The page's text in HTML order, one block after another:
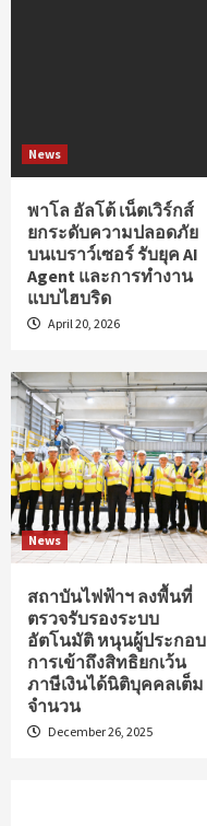
News
พาโล อัลโต้ เน็ตเวิร์กส์
ยกระดับความปลอดภัย
บนเบราว์เซอร์ รับยุค AI
Agent และการทำงาน
แบบไฮบริด
April 20, 2026
News
สถาบันไฟฟ้าฯ ลงพื้นที่
ตรวจรับรองระบบ
อัตโนมัติ หนุนผู้ประกอบ
การเข้าถึงสิทธิยกเว้น
ภาษีเงินได้นิติบุคคลเต็ม
จำนวน
December 26, 2025